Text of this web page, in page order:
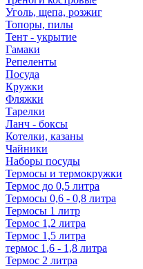
Уголь, щепа, розжиг
Топоры, пилы
Тент - укрытие
Гамаки
Репеленты
Посуда
Кружки
Фляжки
Тарелки
Ланч - боксы
Котелки, казаны
Чайники
Наборы посуды
Термосы и термокружки
Термос до 0,5 литра
Термосы 0,6 - 0,8 литра
Термосы 1 литр
Термос 1,2 литра
Термос 1,5 литра
термос 1,6 - 1,8 литра
Термос 2 литра